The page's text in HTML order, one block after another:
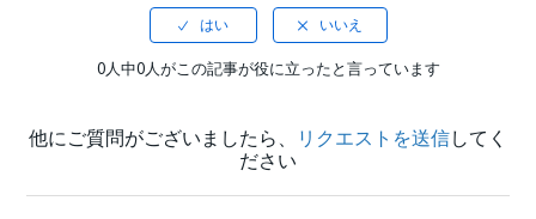
0人中0人がこの記事が役に立ったと言っています
他にご質問がございましたら、 リクエストを送信してく
ださい